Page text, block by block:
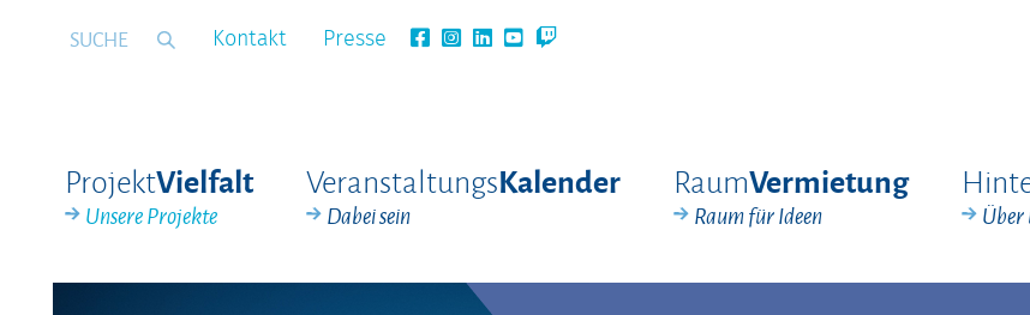
Kontakt Presse
ProjektVielfalt
Unsere Projekte
VeranstaltungsKalender
Dabei sein
RaumVermietung
Raum für Ideen Über